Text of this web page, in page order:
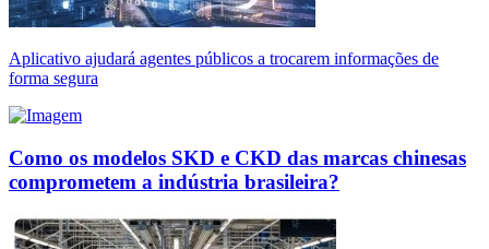
Aplicativo ajudará agentes públicos a trocarem informações de
forma segura
Como os modelos SKD e CKD das marcas chinesas
comprometem a indústria brasileira?